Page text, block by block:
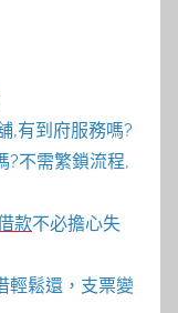
,有到府服務嗎?
?不需繁鎖流程,
款不必擔心失
輕鬆還，支票變